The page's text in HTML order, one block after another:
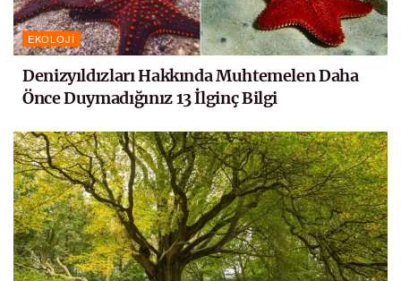
EKOLOJI
Denizyıldızları Hakkında Muhtemelen Daha
Önce Duymadığınız 13 İlginç Bilgi